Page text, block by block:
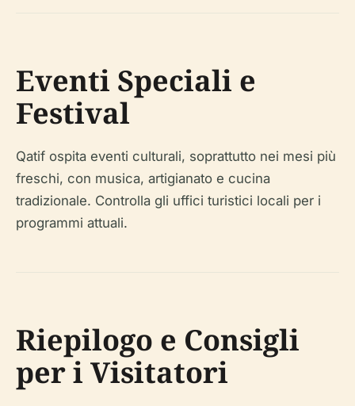
Eventi Speciali e
Festival
Qatif ospita eventi culturali, soprattutto nei mesi più
freschi, con musica, artigianato e cucina
tradizionale. Controlla gli uffici turistici locali per i
programmi attuali.
Riepilogo e Consigli
per i Visitatori